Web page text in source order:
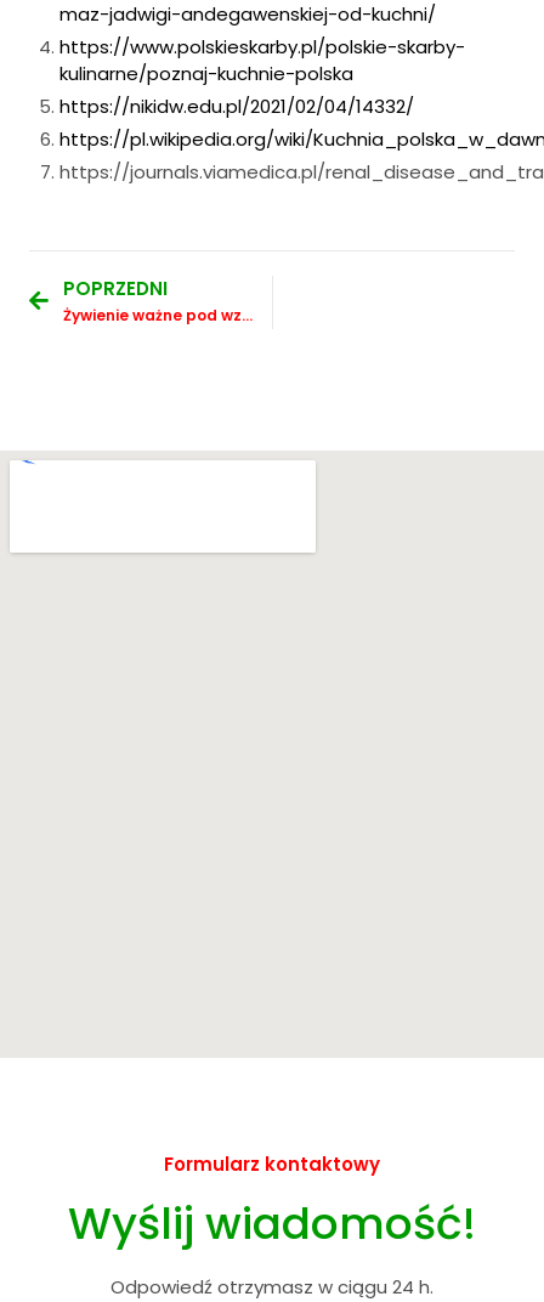
maz-jadwigi-andegawenskiej-od-kuchni/
https://www.polskieskarby.pl/polskie-skarby-
kulinarne/poznaj-kuchnie-polska
https://nikidw.edu.pl/2021/02/04/14332/
https://pl.wikipedia.org/wiki/
https://journals.viamedica.pl/
POPRZEDNI
Żywienie ważne pod względem wpływu na wyniki sportowe!
Formularz kontaktowy
Wyślij wiadomość!
Odpowiedź otrzymasz w ciągu 24 h.